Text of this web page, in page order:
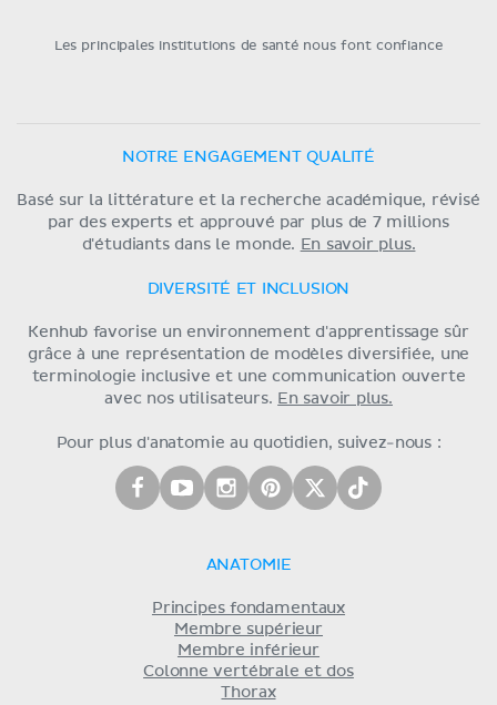
Les principales institutions de santé nous font confiance
NOTRE ENGAGEMENT QUALITÉ
Basé sur la littérature et la recherche académique, révisé
par des experts et approuvé par plus de 7 millions
d'étudiants dans le monde. En savoir plus.
DIVERSITÉ ET INCLUSION
Kenhub favorise un environnement d'apprentissage sûr
grâce à une représentation de modèles diversifiée, une
terminologie inclusive et une communication ouverte
avec nos utilisateurs. En savoir plus.
Pour plus d'anatomie au quotidien, suivez-nous :
ANATOMIE
Principes fondamentaux
Membre supérieur
Membre inférieur
Colonne vertébrale et dos
Thorax